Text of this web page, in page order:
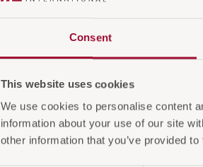
Consent
This website uses cookies
We use cookies to personalise content
information about your use of our site
other information that you’ve provided